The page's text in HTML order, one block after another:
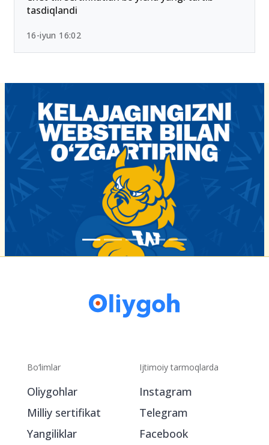
tasdiqlandi
16-iyun 16:02
Bo‘limlar
Oliygohlar
Milliy sertifikat
Yangiliklar
Ijtimoiy tarmoqlarda
Instagram
Telegram
Facebook